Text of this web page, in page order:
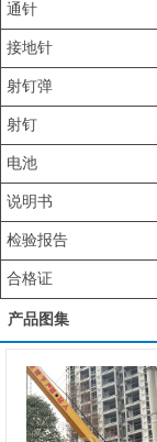
通针
接地针
射钉弹
射钉
电池
说明书
检验报告
合格证
产品图集